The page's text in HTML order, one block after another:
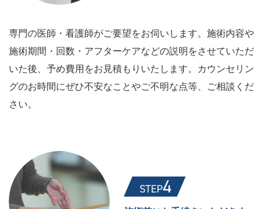
専門の医師・看護師がご要望をお伺いします。施術内容や
施術期間・回数・アフターケアなどの説明をさせていただ
いた後、予め費用をお見積もりいたします。カウンセリン
グのお時間にぜひ不安なことやご不明な点等、ご相談くだ
さい。